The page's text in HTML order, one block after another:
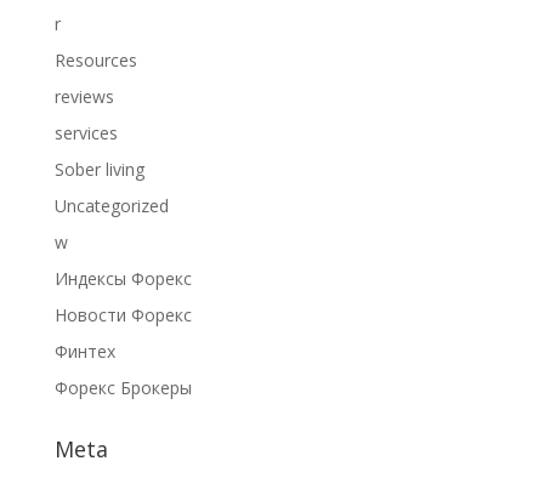
r
Resources
reviews
services
Sober living
Uncategorized
w
Индексы Форекс
Новости Форекс
Финтех
Форекс Брокеры
Meta